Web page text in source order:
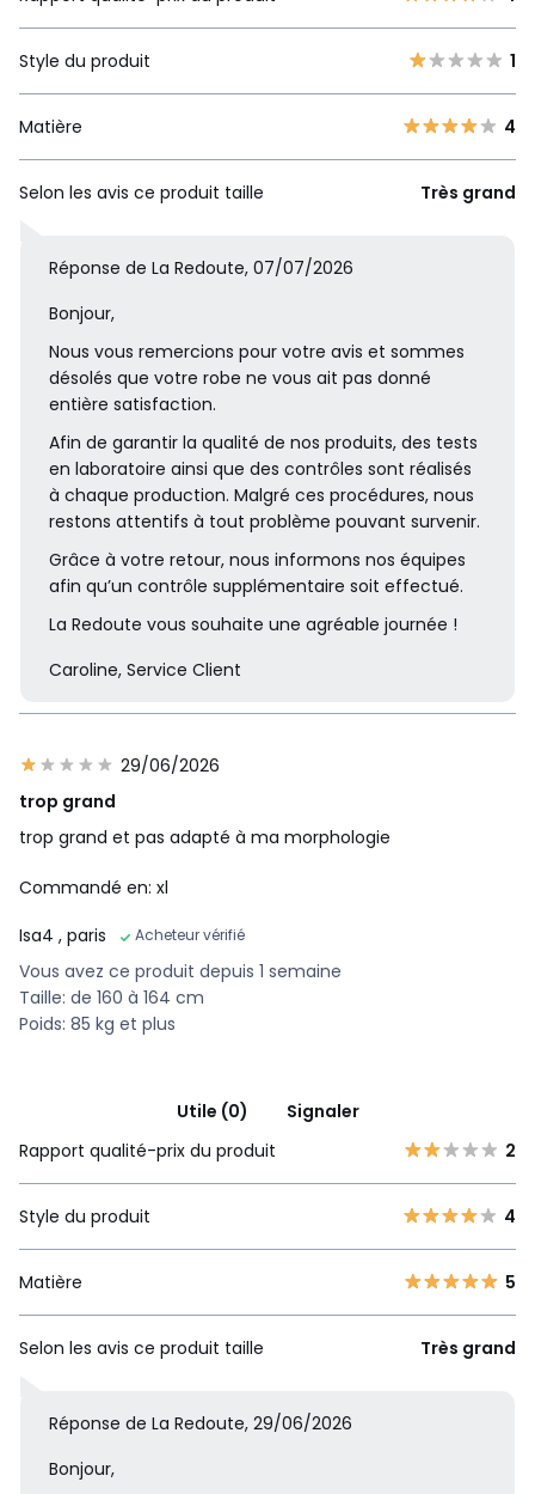
Style du produit 1
Matière 4
Selon les avis ce produit taille Très grand
Réponse de La Redoute, 07/07/2026
Bonjour,
Nous vous remercions pour votre avis et sommes
désolés que votre robe ne vous ait pas donné
entière satisfaction.
Afin de garantir la qualité de nos produits, des tests
en laboratoire ainsi que des contrôles sont réalisés
à chaque production. Malgré ces procédures, nous
restons attentifs à tout problème pouvant survenir.
Grâce à votre retour, nous informons nos équipes
afin qu’un contrôle supplémentaire soit effectué.
La Redoute vous souhaite une agréable journée !
Caroline, Service Client
29/06/2026
trop grand
trop grand et pas adapté à ma morphologie
Commandé en: xl
Isa4 , paris Acheteur vérifié
Vous avez ce produit depuis 1 semaine
Taille: de 160 à 164 cm
Poids: 85 kg et plus
Utile (0)
Signaler
Rapport qualité-prix du produit
2
Style du produit 4
Matière 5
Selon les avis ce produit taille Très grand
Réponse de La Redoute, 29/06/2026
Bonjour,